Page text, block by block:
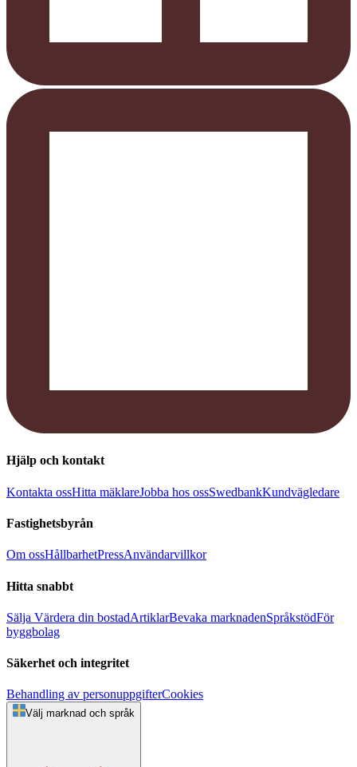
Hjälp och kontakt
Kontakta ossHitta mäklareJobba hos ossSwedbankKundvägledare
Fastighetsbyrån
Om ossHållbarhetPressAnvändarvillkor
Hitta snabbt
Sälja Värdera din bostadArtiklarBevaka marknadenSpråkstödFör
byggbolag
Säkerhet och integritet
Behandling av personuppgifterCookies
Välj marknad och språk